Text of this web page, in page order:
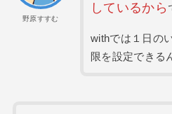
野原すすむ
しているから
withでは１日の
限を設定できる